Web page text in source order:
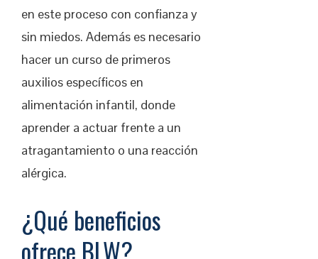
en este proceso con confianza y
sin miedos. Además es necesario
hacer un curso de primeros
auxilios específicos en
alimentación infantil, donde
aprender a actuar frente a un
atragantamiento o una reacción
alérgica.
¿Qué beneficios
ofrece BLW?